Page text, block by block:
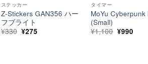
ステッカー
Z-Stickers GAN356 ハー
フブライト
¥330 元
の
¥275現
タイマー
MoYu Cyberpunk
(Small)
¥1,100 元
の
¥990